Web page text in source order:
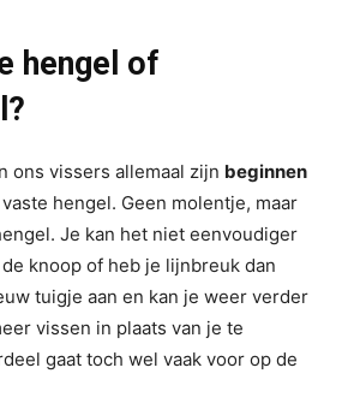
hengel of
ons vissers allemaal zijn beginnen
hengel. Geen molentje, maar
Je kan het niet eenvoudiger
knoop of heb je lijnbreuk dan
tuigje aan en kan je weer verder
vissen in plaats van je te
gaat toch wel vaak voor op de